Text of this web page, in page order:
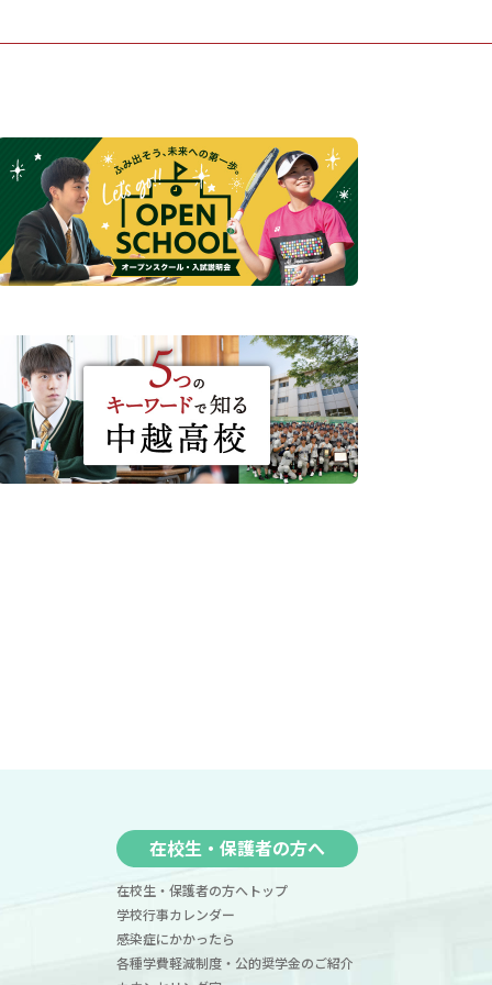
在校生・保護者の方へ
在校生・保護者の方へトップ
学校行事カレンダー
感染症にかかったら
各種学費軽減制度・公的奨学金のご紹介